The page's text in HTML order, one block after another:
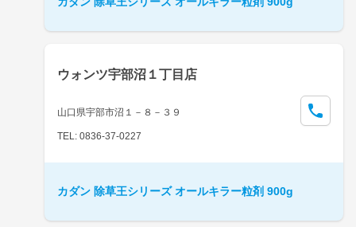
ウォンツ宇部沼１丁目店
山口県宇部市沼１－８－３９
TEL: 0836-37-0227
カダン 除草王シリーズ オールキラー粒剤 900g